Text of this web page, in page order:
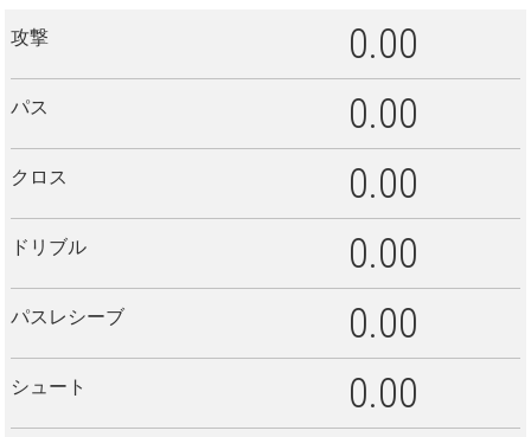
攻撃 0.00
パス 0.00
クロス 0.00
ドリブル 0.00
パスレシーブ 0.00
シュート 0.00